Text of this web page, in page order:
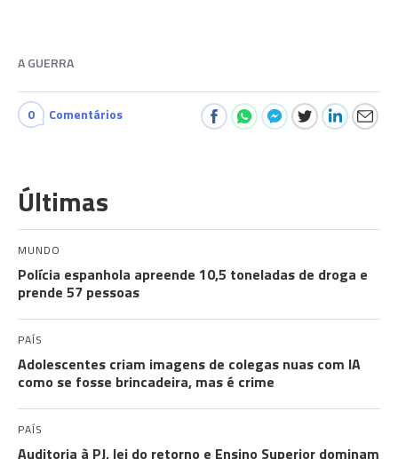
A GUERRA
0 Comentários
Últimas
MUNDO
Polícia espanhola apreende 10,5 toneladas de droga e
prende 57 pessoas
PAÍS
Adolescentes criam imagens de colegas nuas com IA
como se fosse brincadeira, mas é crime
PAÍS
Auditoria à PJ, lei do retorno e Ensino Superior dominam